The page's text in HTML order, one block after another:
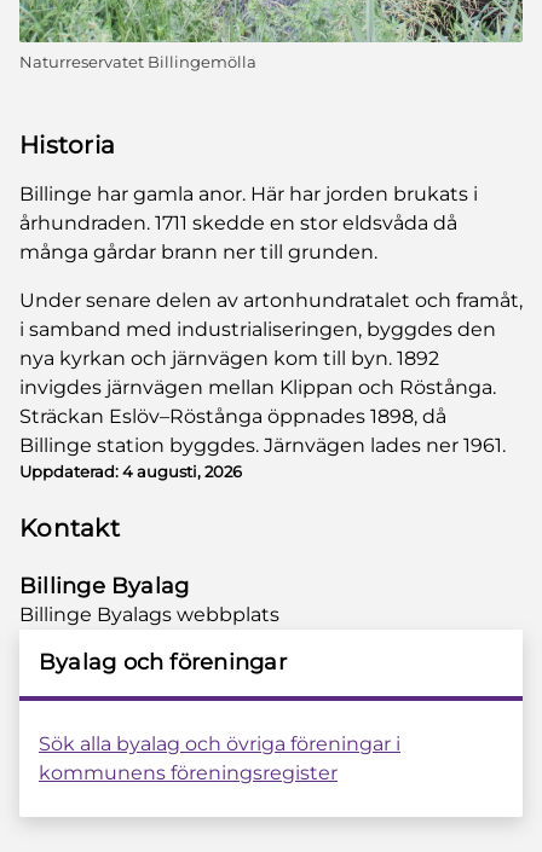
Naturreservatet Billingemölla
Historia
Billinge har gamla anor. Här har jorden brukats i
århundraden. 1711 skedde en stor eldsvåda då
många gårdar brann ner till grunden.
Under senare delen av artonhundratalet och framåt,
i samband med industrialiseringen, byggdes den
nya kyrkan och järnvägen kom till byn. 1892
invigdes järnvägen mellan Klippan och Röstånga.
Sträckan Eslöv–Röstånga öppnades 1898, då
Billinge station byggdes. Järnvägen lades ner 1961.
Uppdaterad:4 augusti, 2026
Kontakt
Billinge Byalag
Billinge Byalags webbplats
Byalag och föreningar
Sök alla byalag och övriga föreningar i
kommunens föreningsregister